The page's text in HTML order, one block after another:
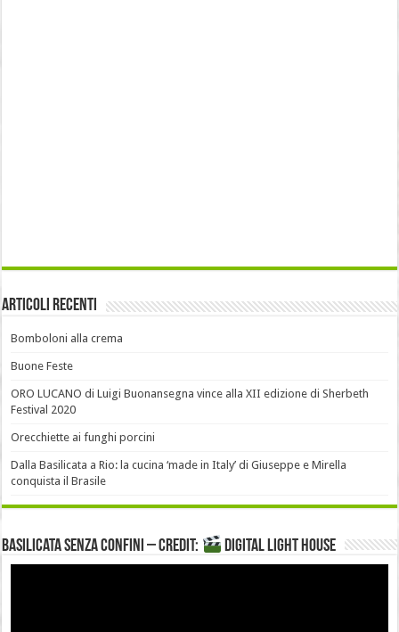
Articoli recenti
Bomboloni alla crema
Buone Feste
ORO LUCANO di Luigi Buonansegna vince alla XII edizione di Sherbeth
Festival 2020
Orecchiette ai funghi porcini
Dalla Basilicata a Rio: la cucina ‘made in Italy’ di Giuseppe e Mirella
conquista il Brasile
Basilicata senza confini – Credit: DIGITAL LIGHT HOUSE